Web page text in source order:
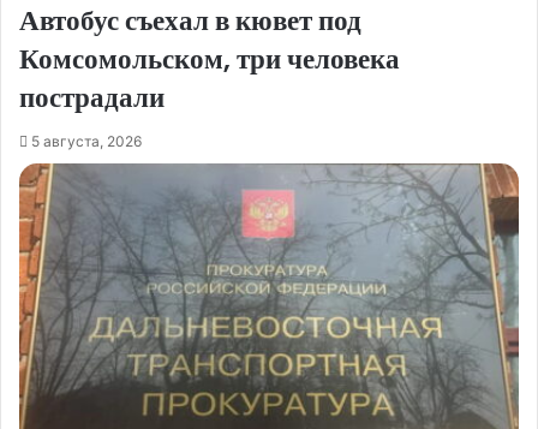
Автобус съехал в кювет под
Комсомольском, три человека
пострадали
5 августа, 2026